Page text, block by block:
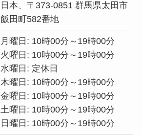
日本、〒373-0851 群馬県太田市
飯田町582番地
月曜日: 10時00分～19時00分
火曜日: 10時00分～19時00分
水曜日: 定休日
木曜日: 10時00分～19時00分
金曜日: 10時00分～19時00分
土曜日: 10時00分～19時00分
日曜日: 10時00分～19時00分